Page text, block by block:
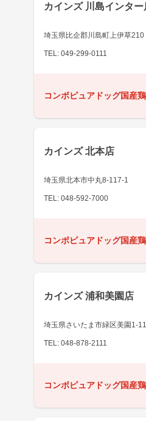
カインズ 川島インター
埼玉県比企郡川島町上伊草210
TEL: 049-299-0111
コンボピュアドッグ国産
カインズ 北本店
埼玉県北本市中丸8-117-1
TEL: 048-592-7000
コンボピュアドッグ国産
カインズ 浦和美園店
埼玉県さいたま市緑区美園1-
TEL: 048-878-2111
コンボピュアドッグ国産